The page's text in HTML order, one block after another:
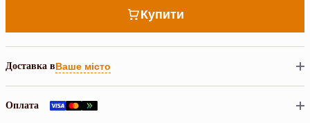
Купити
Доставка вВаше місто
Оплата